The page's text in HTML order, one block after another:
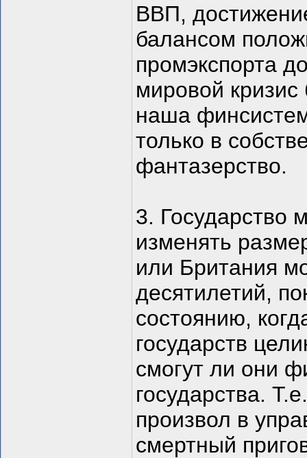
ВВП,
балансом
промэкспорта
мировой кризис
наша
только в
фантазерство.
3. Государство
изменять
или Британия
десятилетий,
состоянию,
государств
смогут ли они
государства.
произвол в
смертный